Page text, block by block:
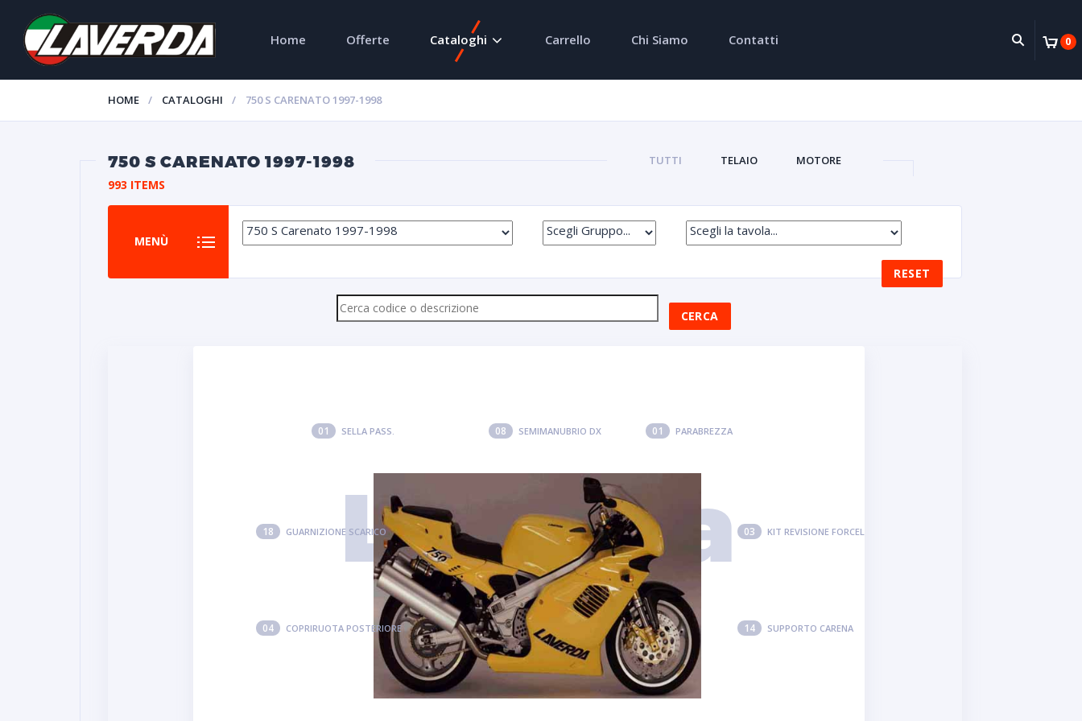
0
Home Offerte Cataloghi Carrello Chi Siamo Contatti
HOME CATALOGHI 750 S CARENATO 1997-1998
750 S CARENATO 1997-1998
993 ITEMS
TUTTI TELAIO MOTORE
MENÙ
Laverda
14 SUPPORTO CARENA
18 GUARNIZIONE SCARICO
01 PARABREZZA
01 SELLA PASS.
03 KIT REVISIONE FORCELLA
04 COPRIRUOTA POSTERIORE
08 SEMIMANUBRIO DX